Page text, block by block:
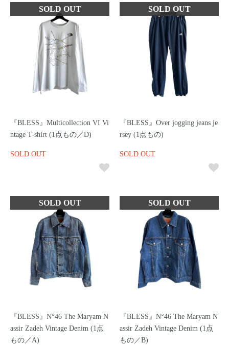
『BLESS』Multicollection VI Vi
ntage T-shirt (1点もの／D)
SOLD OUT
『BLESS』Over jogging jeans je
rsey (1点もの)
SOLD OUT
『BLESS』N°46 The Maryam N
assir Zadeh Vintage Denim (1点
もの／A)
『BLESS』N°46 The Maryam N
assir Zadeh Vintage Denim (1点
もの／B)